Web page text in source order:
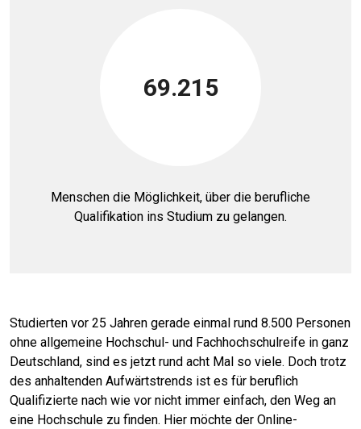
69.215
Menschen die Möglichkeit, über die berufliche
Qualifikation ins Studium zu gelangen.
Studierten vor 25 Jahren gerade einmal rund 8.500 Personen
ohne allgemeine Hochschul- und Fachhochschulreife in ganz
Deutschland, sind es jetzt rund acht Mal so viele. Doch trotz
des anhaltenden Aufwärtstrends ist es für beruflich
Qualifizierte nach wie vor nicht immer einfach, den Weg an
eine Hochschule zu finden. Hier möchte der Online-